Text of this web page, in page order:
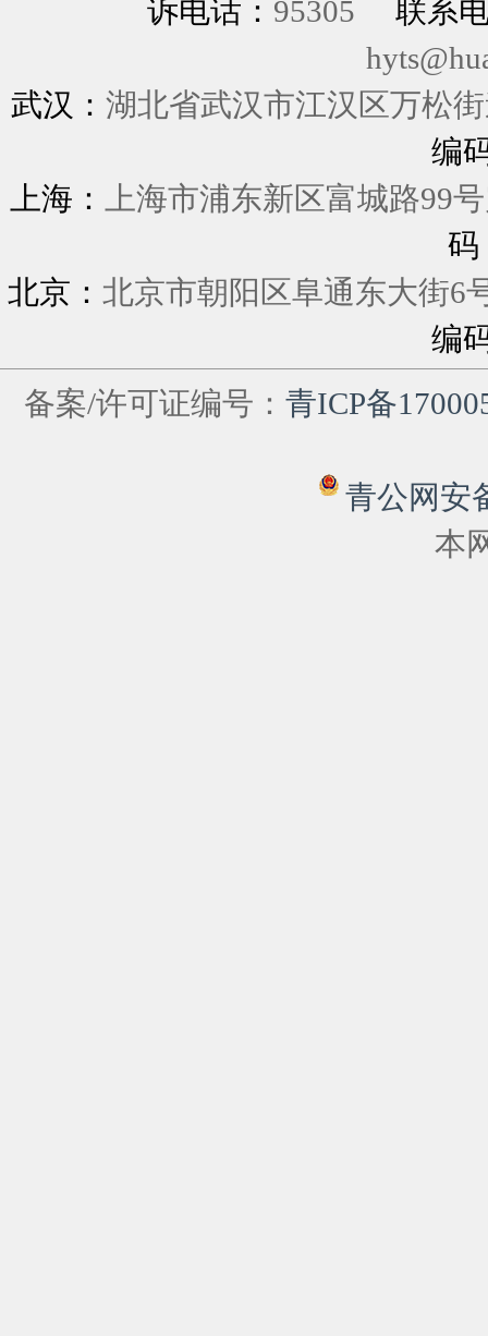
诉电话： 95305
联系
武汉： 湖北省武汉市江汉区万松
编
上海：
上海市浦东新区富
码
北京： 北京市朝阳区阜通东大
编
备案/许可证编号： 青ICP备
青公网安
本